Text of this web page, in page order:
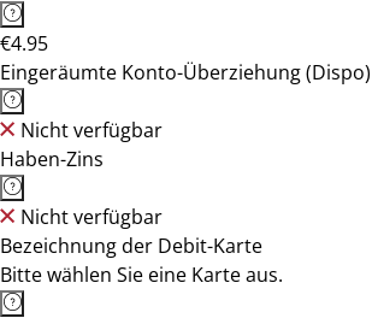
€4.95
Eingeräumte Konto-Überziehung (Dispo)
Nicht verfügbar
Haben-Zins
Nicht verfügbar
Bezeichnung der Debit-Karte
Bitte wählen Sie eine Karte aus.